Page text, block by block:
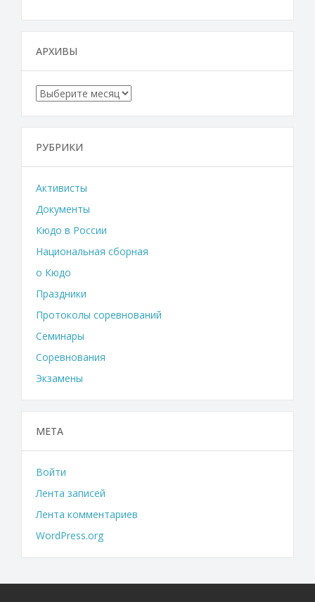
АРХИВЫ
Архивы
РУБРИКИ
Активисты
Документы
Кюдо в России
Национальная сборная
о Кюдо
Праздники
Протоколы соревнований
Семинары
Соревнования
Экзамены
МЕТА
Войти
Лента записей
Лента комментариев
WordPress.org